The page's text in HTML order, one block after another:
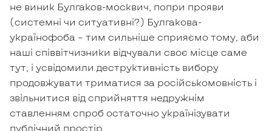
не виник Булгаков-москвич, попри прояви
(системні чи ситуативні?) Булгакова-
українофоба – тим сильніше сприяємо тому, аби
наші співвітчизники відчували своє місце саме
тут, і усвідомили деструктивність вибору
продовжувати триматися за російськомовність і
звільнитися від сприйняття недружнім
ставленням спроб остаточно українізувати
публічний простір.